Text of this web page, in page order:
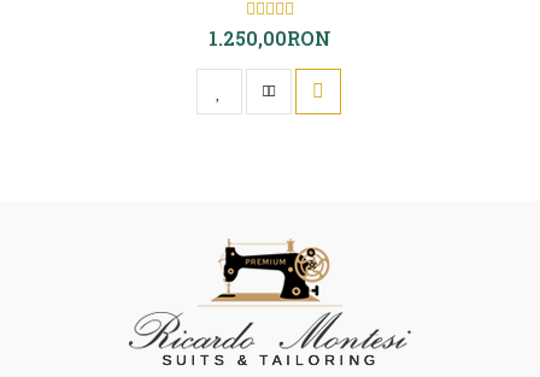
1.250,00RON